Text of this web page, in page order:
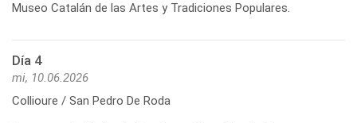
Museo Catalán de las Artes y Tradiciones Populares.
Día 4
mi, 10.06.2026
Collioure / San Pedro De Roda